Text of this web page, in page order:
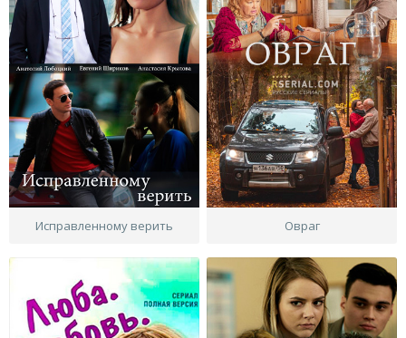
Исправленному верить Овраг